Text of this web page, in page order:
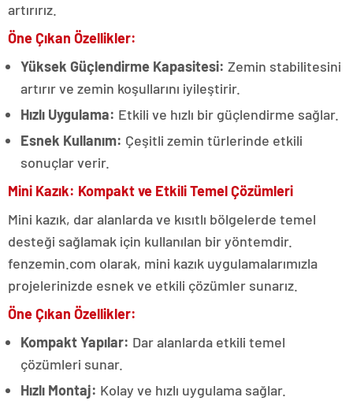
artırırız.
Öne Çıkan Özellikler:
Yüksek Güçlendirme Kapasitesi: Zemin stabilitesini
artırır ve zemin koşullarını iyileştirir.
Hızlı Uygulama: Etkili ve hızlı bir güçlendirme sağlar.
Esnek Kullanım: Çeşitli zemin türlerinde etkili
sonuçlar verir.
Mini Kazık: Kompakt ve Etkili Temel Çözümleri
Mini kazık, dar alanlarda ve kısıtlı bölgelerde temel
desteği sağlamak için kullanılan bir yöntemdir.
fenzemin.com olarak, mini kazık uygulamalarımızla
projelerinizde esnek ve etkili çözümler sunarız.
Öne Çıkan Özellikler:
Kompakt Yapılar: Dar alanlarda etkili temel
çözümleri sunar.
Hızlı Montaj: Kolay ve hızlı uygulama sağlar.